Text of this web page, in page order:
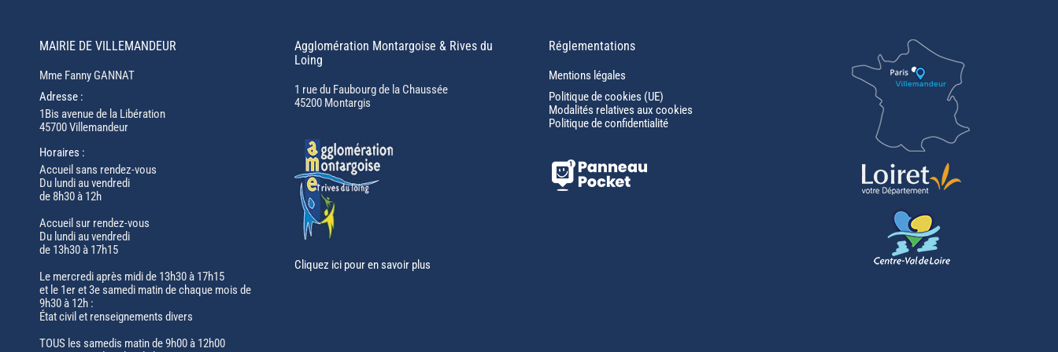
MAIRIE DE VILLEMANDEUR
Mme Fanny GANNAT
Adresse :
1Bis avenue de la Libération
45700 Villemandeur
Horaires :
Accueil sans rendez-vous
Du lundi au vendredi
de 8h30 à 12h
Accueil sur rendez-vous
Du lundi au vendredi
de 13h30 à 17h15
Le mercredi après midi de 13h30 à 17h15
et le 1er et 3e samedi matin de chaque mois de
9h30 à 12h :
État civil et renseignements divers
TOUS les samedis matin de 9h00 à 12h00
Agglomération Montargoise & Rives du
Loing
1 rue du Faubourg de la Chaussée
45200 Montargis
Cliquez ici pour en savoir plus
Réglementations
Mentions légales
Politique de cookies (UE)
Modalités relatives aux cookies
Politique de confidentialité